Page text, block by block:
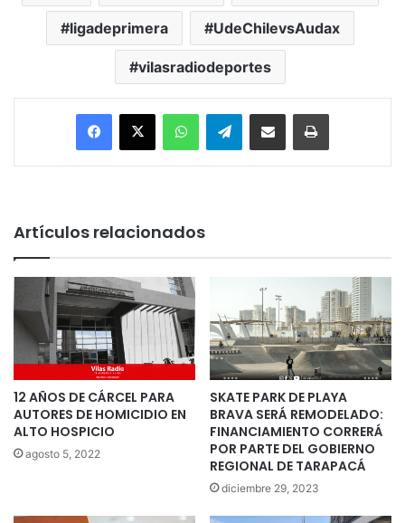
ligadeprimera UdeChilevsAudax
vilasradiodeportes
Facebook
X WhatsAppTelegramEnviar vía email Imprimir
Artículos relacionados
12 AÑOS DE CÁRCEL PARA
AUTORES DE HOMICIDIO EN
ALTO HOSPICIO
agosto 5, 2022
SKATE PARK DE PLAYA
BRAVA SERÁ REMODELADO:
FINANCIAMIENTO CORRERÁ
POR PARTE DEL GOBIERNO
REGIONAL DE TARAPACÁ
diciembre 29, 2023